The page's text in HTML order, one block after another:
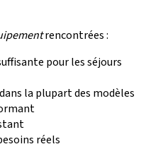
rencontrées :
pour les séjours
la plupart des modèles
réels